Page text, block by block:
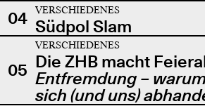
04 VERSCHIEDENES
Südpol Slam
05
VERSCHIEDENES
Die ZHB macht
Entfremdung –
sich (und uns)